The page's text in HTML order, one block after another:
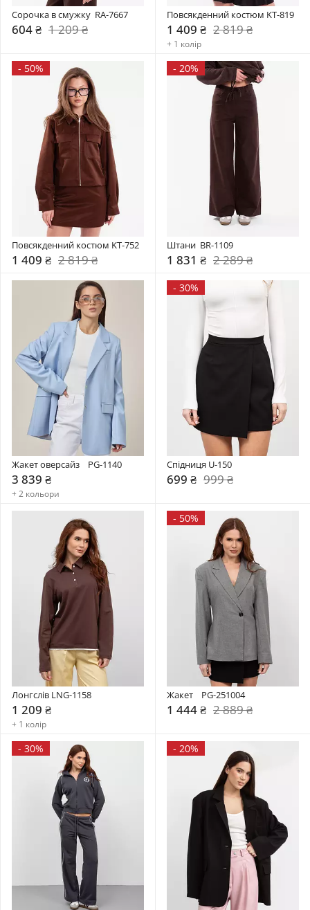
Сорочка в смужку  RA-7667
604 ₴ 1 209 ₴
Повсякденний костюм KT-819
1 409 ₴ 2 819 ₴
+ 1 колір
- 50%
Повсякденний костюм KT-752
1 409 ₴ 2 819 ₴
- 20%
Штани  BR-1109
1 831 ₴ 2 289 ₴
Жакет оверсайз    PG-1140
3 839 ₴
+ 2 кольори
- 30%
Спідниця U-150
699 ₴ 999 ₴
Лонгслів LNG-1158
1 209 ₴
+ 1 колір
- 50%
Жакет    PG-251004
1 444 ₴ 2 889 ₴
- 30% - 20%